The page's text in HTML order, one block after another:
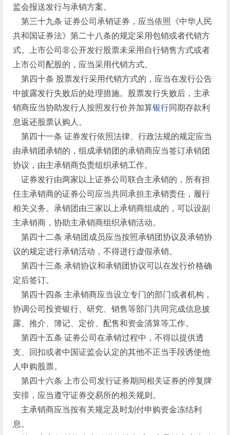
监会报送发行与承销方案。
第三十九条 证券公司承销证券，应当依照《中华人民
共和国证券法》第二十八条的规定采用包销或者代销方
式。上市公司非公开发行股票未采用自行销售方式或者
上市公司配股的，应当采用代销方式。
第四十条 股票发行采用代销方式的，应当在发行公告
中披露发行失败后的处理措施。股票发行失败后，主承
销商应当协助发行人按照发行价并加算银行同期存款利
息返还股票认购人。
第四十一条 证券发行依照法律、行政法规的规定应当
由承销团承销的，组成承销团的承销商应当签订承销团
协议，由主承销商负责组织承销工作。
证券发行由两家以上证券公司联合主承销的，所有担
任主承销商的证券公司应当共同承担主承销责任，履行
相关义务。承销团由三家以上承销商组成的，可以设副
主承销商，协助主承销商组织承销活动。
第四十二条 承销团成员应当按照承销团协议及承销协
议的规定进行承销活动，不得进行虚假承销。
第四十三条 承销协议和承销团协议可以在发行价格确
定后签订。
第四十四条 主承销商应当设立专门的部门或者机构，
协调公司投资银行、研究、销售等部门共同完成信息披
露、推介、簿记、定价、配售和资金清算等工作。
第四十五条 证券公司在承销过程中，不得以提供透
支、回扣或者中国证监会认定的其他不正当手段诱使他
人申购股票。
第四十六条 上市公司发行证券期间相关证券的停复牌
安排，应当遵守证券交易所的相关规则。
主承销商应当按有关规定及时划付申购资金冻结利
息。